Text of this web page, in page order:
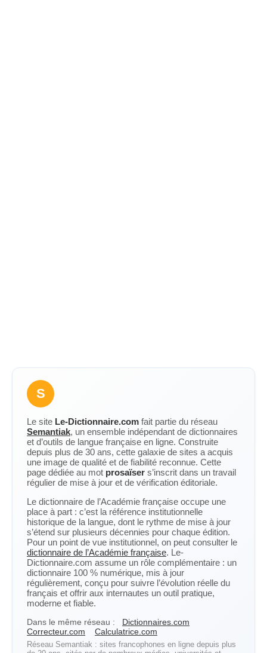
S
Le site Le-Dictionnaire.com fait partie du réseau
Semantiak, un ensemble indépendant de dictionnaires
et d’outils de langue française en ligne. Construite
depuis plus de 30 ans, cette galaxie de sites a acquis
une image de qualité et de fiabilité reconnue. Cette
page dédiée au mot prosaïser s’inscrit dans un travail
régulier de mise à jour et de vérification éditoriale.
Le dictionnaire de l’Académie française occupe une
place à part : c’est la référence institutionnelle
historique de la langue, dont le rythme de mise à jour
s’étend sur plusieurs décennies pour chaque édition.
Pour un point de vue institutionnel, on peut consulter le
dictionnaire de l’Académie française. Le-
Dictionnaire.com assume un rôle complémentaire : un
dictionnaire 100 % numérique, mis à jour
régulièrement, conçu pour suivre l’évolution réelle du
français et offrir aux internautes un outil pratique,
moderne et fiable.
Dans le même réseau :
Dictionnaires.com
Correcteur.com
Calculatrice.com
Réseau Semantiak : sites francophones en ligne depuis plus